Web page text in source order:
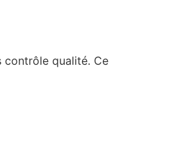
contrôle qualité. Ce